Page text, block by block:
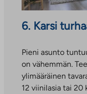
6. Karsi
Pieni asunto
on vähemmän.
ylimääräinen
12 viinilasia tai 20